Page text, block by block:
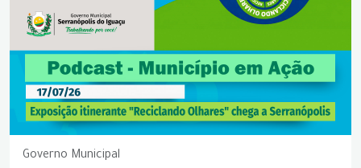
Governo Municipal